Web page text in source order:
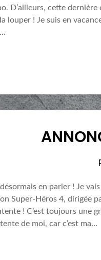
D’ailleurs, cette
louper ! Je suis en
en parler ! Je
Super-Héros 4, dirigée
! C’est toujours une
de moi, car c’est ma…